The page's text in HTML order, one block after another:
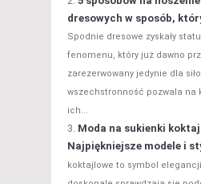
dresowych w sposób,
Spodnie dresowe zyskały
fenomenu, który już dawno
zarezerwowany jedynie dla
wszechstronność pozwala na
ich...
Moda na sukienki
Najpiękniejsze modele i
koktajlowe to symbol